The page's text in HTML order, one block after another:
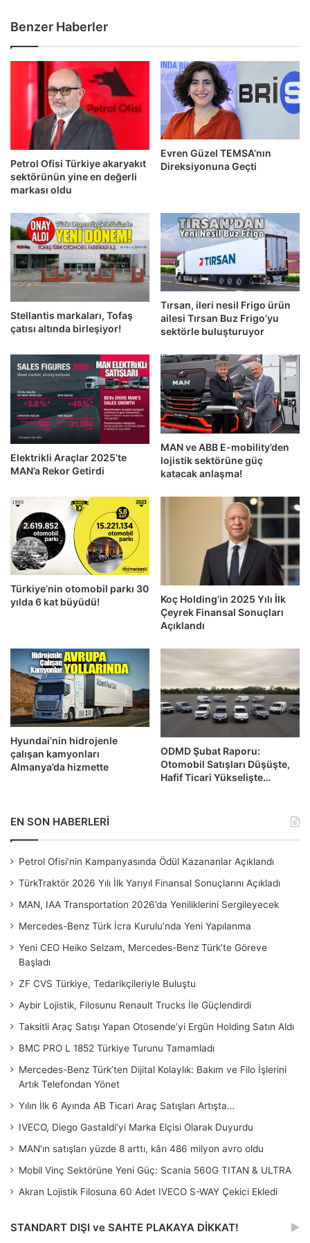
Benzer Haberler
Petrol Ofisi Türkiye akaryakıt
sektörünün yine en değerli
markası oldu
Evren Güzel TEMSA’nın
Direksiyonuna Geçti
Stellantis markaları, Tofaş
çatısı altında birleşiyor!
Tırsan, ileri nesil Frigo ürün
ailesi Tırsan Buz Frigo’yu
sektörle buluşturuyor
Elektrikli Araçlar 2025’te
MAN’a Rekor Getirdi
MAN ve ABB E-mobility’den
lojistik sektörüne güç
katacak anlaşma!
Türkiye’nin otomobil parkı 30
yılda 6 kat büyüdü!
Koç Holding’in 2025 Yılı İlk
Çeyrek Finansal Sonuçları
Açıklandı
Hyundai’nin hidrojenle
çalışan kamyonları
Almanya’da hizmette
ODMD Şubat Raporu:
Otomobil Satışları Düşüşte,
Hafif Ticari Yükselişte…
EN SON HABERLERİ
Petrol Ofisi’nin Kampanyasında Ödül Kazananlar Açıklandı
TürkTraktör 2026 Yılı İlk Yarıyıl Finansal Sonuçlarını Açıkladı
MAN, IAA Transportation 2026’da Yeniliklerini Sergileyecek
Mercedes-Benz Türk İcra Kurulu’nda Yeni Yapılanma
Yeni CEO Heiko Selzam, Mercedes-Benz Türk’te Göreve
Başladı
ZF CVS Türkiye, Tedarikçileriyle Buluştu
Aybir Lojistik, Filosunu Renault Trucks İle Güçlendirdi
Taksitli Araç Satışı Yapan Otosende’yi Ergün Holding Satın Aldı
BMC PRO L 1852 Türkiye Turunu Tamamladı
Mercedes-Benz Türk’ten Dijital Kolaylık: Bakım ve Filo İşlerini
Artık Telefondan Yönet
Yılın İlk 6 Ayında AB Ticari Araç Satışları Artışta…
IVECO, Diego Gastaldi’yi Marka Elçisi Olarak Duyurdu
MAN’ın satışları yüzde 8 arttı, kârı 486 milyon avro oldu
Mobil Vinç Sektörüne Yeni Güç: Scania 560G TITAN & ULTRA
Akran Lojistik Filosuna 60 Adet IVECO S-WAY Çekici Ekledi
STANDART DIŞI ve SAHTE PLAKAYA DİKKAT!